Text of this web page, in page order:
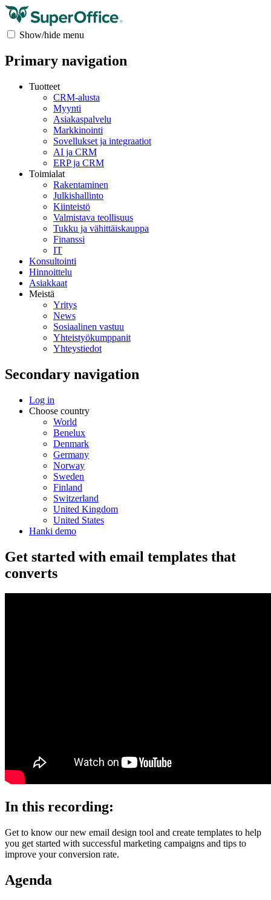
Show/hide menu
Primary navigation
Tuotteet
CRM-alusta
Myynti
Asiakaspalvelu
Markkinointi
Sovellukset ja integraatiot
AI ja CRM
ERP ja CRM
Toimialat
Rakentaminen
Julkishallinto
Kiinteistö
Valmistava teollisuus
Tukku ja vähittäiskauppa
Finanssi
IT
Konsultointi
Hinnoittelu
Asiakkaat
Meistä
Yritys
News
Sosiaalinen vastuu
Yhteistyökumppanit
Yhteystiedot
Secondary navigation
Log in
Choose country
World
Benelux
Denmark
Germany
Norway
Sweden
Finland
Switzerland
United Kingdom
United States
Hanki demo
Get started with email templates that
converts
In this recording:
Get to know our new email design tool and create templates to help
you get started with successful marketing campaigns and tips to
improve your conversion rate.
Agenda